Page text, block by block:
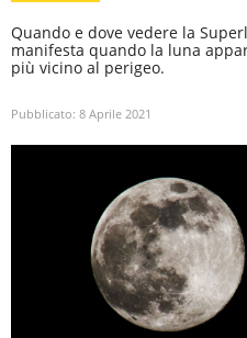
Quando e dove vedere la
manifesta quando la luna
più vicino al perigeo.
Pubblicato: 8 Aprile 2021